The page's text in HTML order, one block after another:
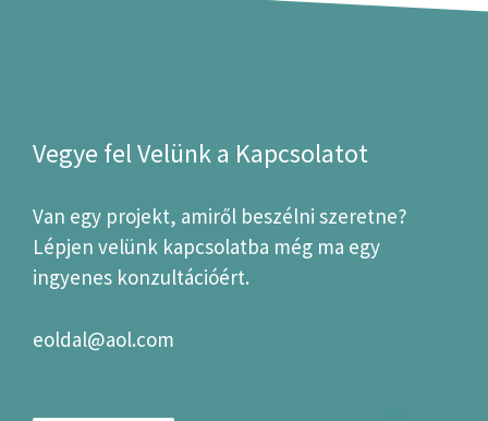
Vegye fel Velünk a Kapcsolatot
Van egy projekt, amiről beszélni szeretne?
Lépjen velünk kapcsolatba még ma egy
ingyenes konzultációért.
eoldal@aol.com